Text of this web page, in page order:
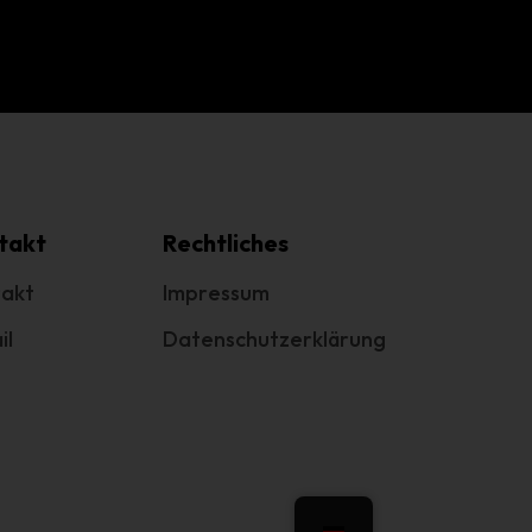
Rechtliches
Impressum
Datenschutzerklärung